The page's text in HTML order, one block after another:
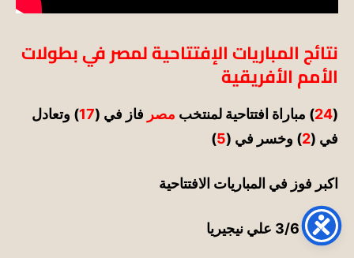
نتائج المباريات الإفتتاحية لمصر في بطولات
الأمم الأفريقية
(
24) مباراة افتتاحية لمنتخب مصر فاز في (17
) وتعادل
في (2) وخسر في (5
)
اكبر فوز في المباريات الافتتاحية
1963 3/6 علي نيجيريا